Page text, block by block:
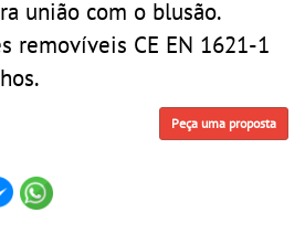
união com o blusão.
removíveis CE EN 1621-1
Peça uma proposta